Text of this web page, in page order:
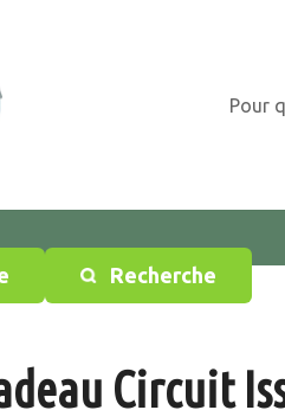
Pour
Recherche
Circuit